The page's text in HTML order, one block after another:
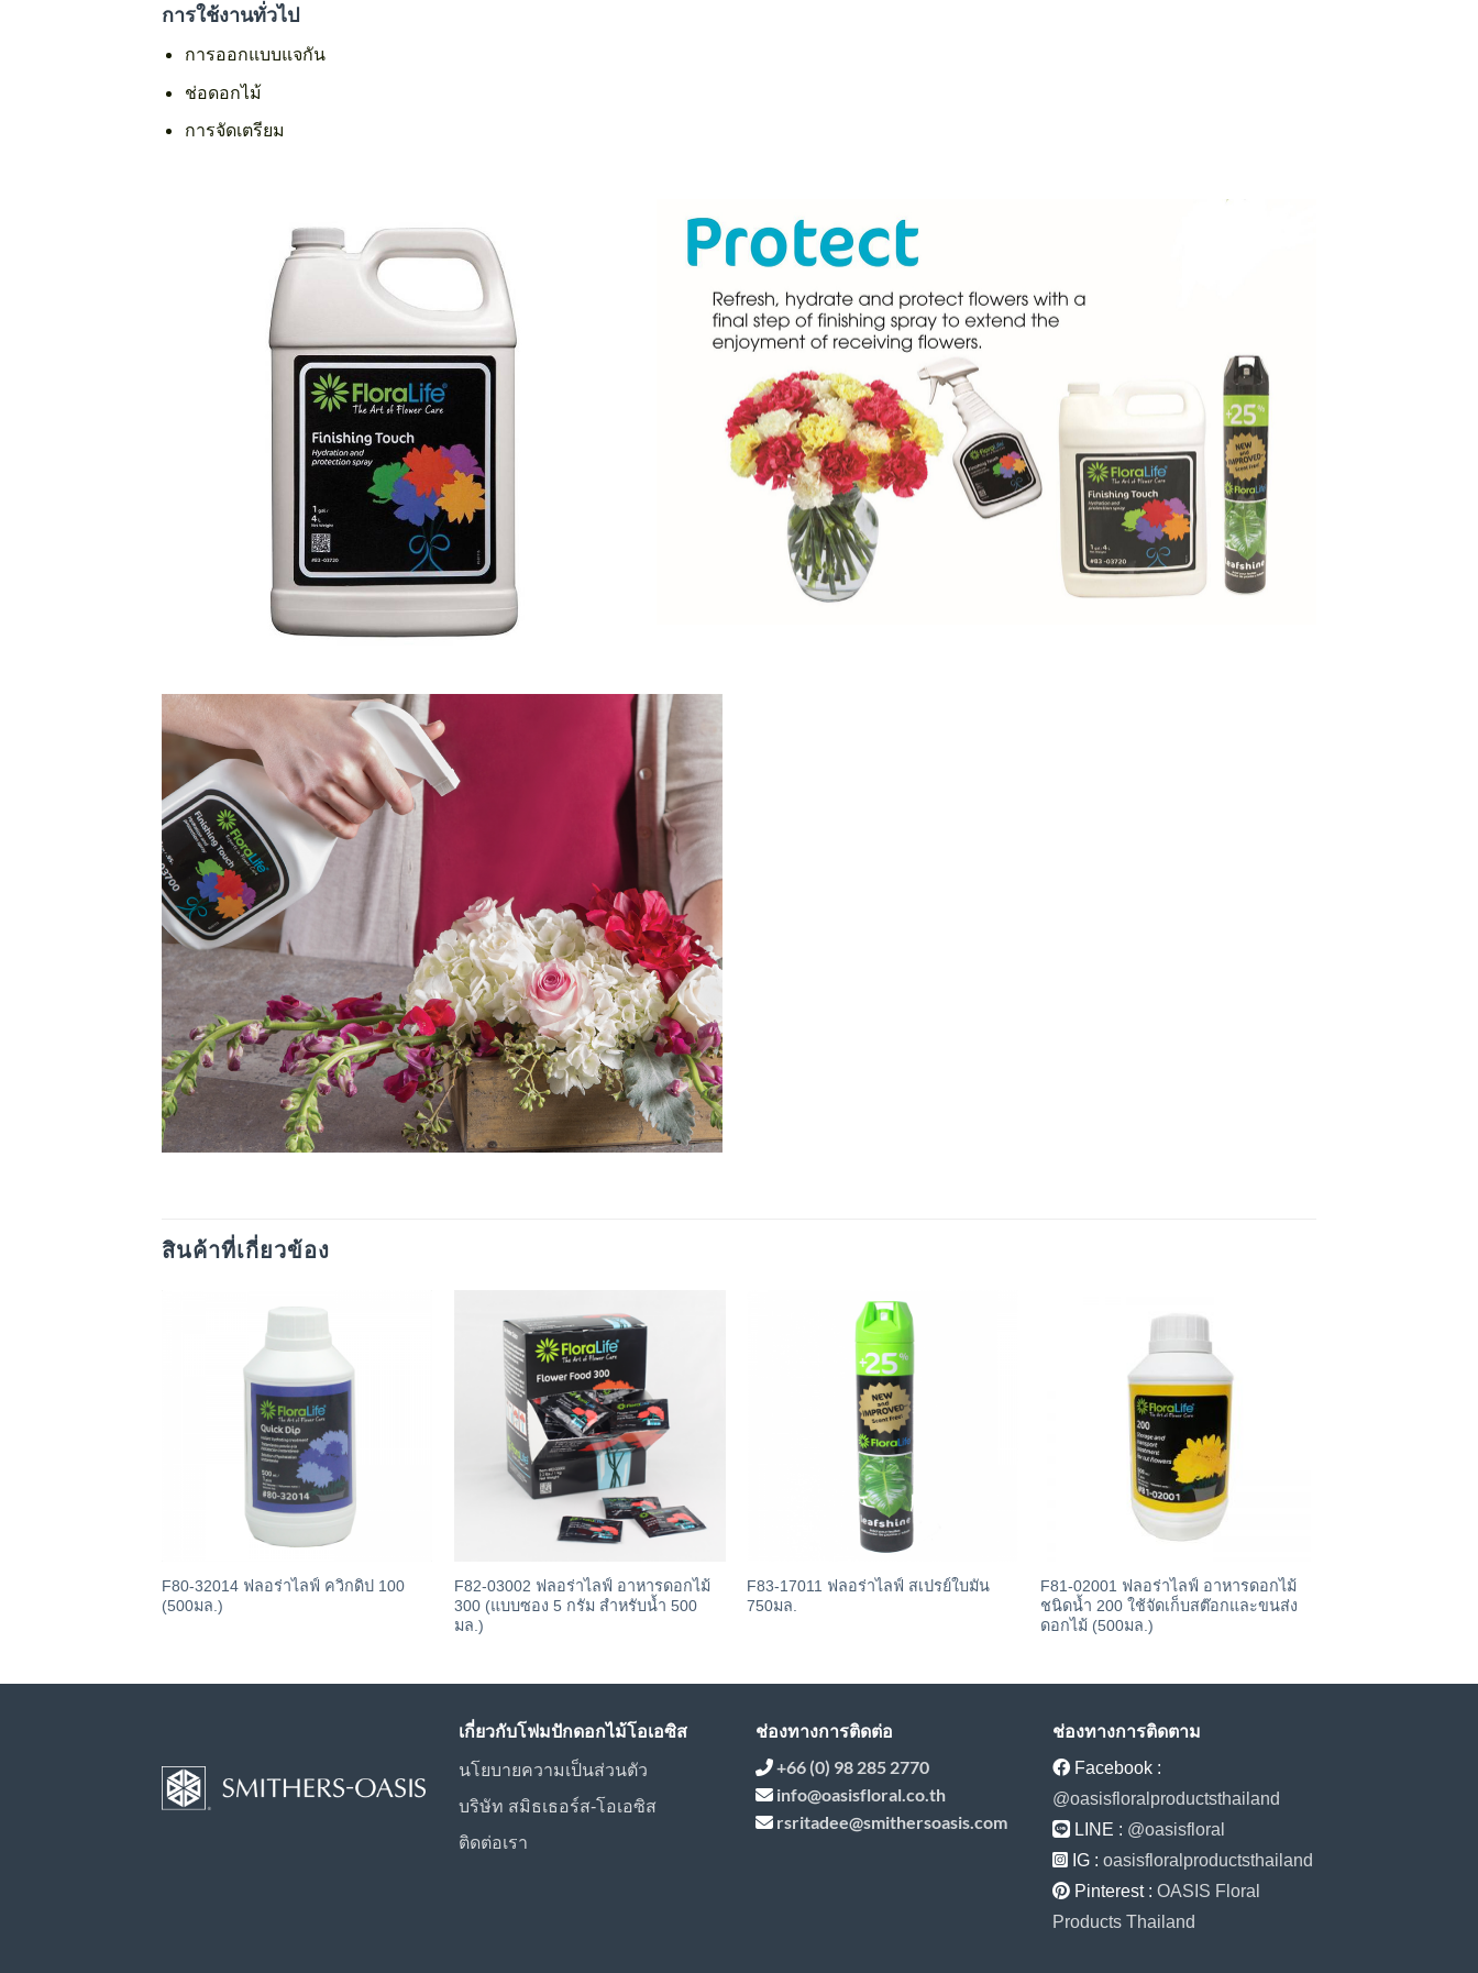
การใช้งานทั่วไป
การออกแบบแจกัน
ช่อดอกไม้
การจัดเตรียม
สินค้าที่เกี่ยวข้อง
F80-32014 ฟลอร่าไลฟ์ ควิกดิป 100
(500มล.)
F82-03002 ฟลอร่าไลฟ์ อาหารดอกไม้
300 (แบบซอง 5 กรัม สำหรับน้ำ 500
มล.)
F83-17011 ฟลอร่าไลฟ์ สเปรย์ใบมัน
750มล.
F81-02001 ฟลอร่าไลฟ์ อาหารดอกไม้
ชนิดน้ำ 200 ใช้จัดเก็บสต๊อกและขนส่ง
ดอกไม้ (500มล.)
เกี่ยวกับโฟมปักดอกไม้โอเอซิส
นโยบายความเป็นส่วนตัว
บริษัท สมิธเธอร์ส-โอเอซิส
ติดต่อเรา
ช่องทางการติดต่อ
+66 (0) 98 285 2770
info@oasisfloral.co.th
rsritadee@smithersoasis.com
ช่องทางการติดตาม
Facebook :
@oasisfloralproductsthailand
LINE : @oasisfloral
IG : oasisfloralproductsthailand
Pinterest : OASIS Floral
Products Thailand